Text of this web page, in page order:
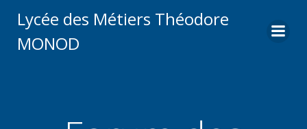
au
Lycée des Métiers Théodore
MONOD